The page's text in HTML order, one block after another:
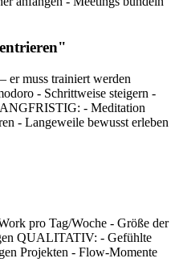
muss trainiert werden
- Schrittweise steigern -
- Meditation
- Langeweile bewusst erleben
pro Tag/Woche - Größe der
QUALITATIV: - Gefühlte
Projekten - Flow-Momente